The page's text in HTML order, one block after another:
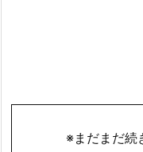
※まだまだ続